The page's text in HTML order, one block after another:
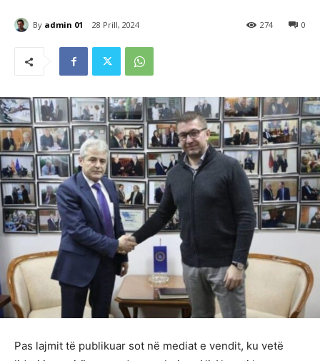
By admin 01 28 Prill, 2024 0
274
Pas lajmit të publikuar sot në mediat e vendit, ku vetë